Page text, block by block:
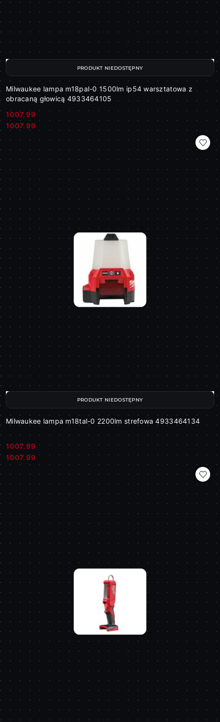
Milwaukee lampa m18pal-0 1500lm ip54 warsztatowa z
obracaną głowicą 4933464105
Cena:
1007.99
Cena:
1007.99
PRODUKT NIEDOSTĘPNY
Milwaukee lampa m18tal-0 2200lm strefowa 4933464134
Cena:
1007.99
Cena:
1007.99
PRODUKT NIEDOSTĘPNY